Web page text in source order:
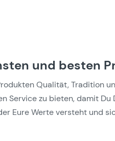
und besten
Qualität, Tradition
Service zu bieten, damit
Eure Werte versteht und